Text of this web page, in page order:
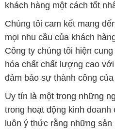
khách hàng một cách tốt
Chúng tôi cam kết mang
mọi nhu cầu của khách
Công ty chúng tôi hiện
hóa chất chất lượng cao
đảm bảo sự thành công
Uy tín là một trong những
trong hoạt động kinh doanh
luôn ý thức rằng những